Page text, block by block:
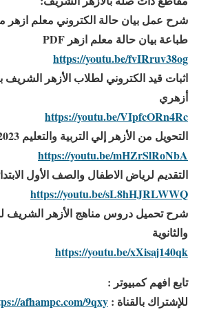
شرح عمل بيان حالة الكتروني معلم ازهر
طباعة بيان حالة معلم ازهر PDF
https://youtu.be/fvIRruv38og
اثبات قيد الكتروني لطلاب الأزهر
أزهري
https://youtu.be/VIpfcORn4Rc
التحويل من الأزهر إلي التربية والتعليم 2023-2024
https://youtu.be/mHZrSlRoNbA
التقديم لرياض الاطفال والصف الأول
https://youtu.be/sL8hHJRLWWQ
شرح تحميل دروس مناهج الأزهر الشريف
والثانوية
https://youtu.be/xXisaj140qk
تابع افهم كمبيوتر :
للإشتراك بالقناة : afhampc.com/9qxy